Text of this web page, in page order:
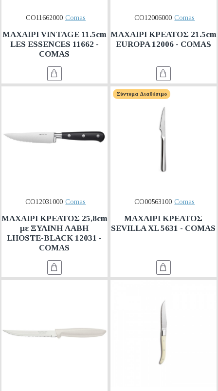
CO11662000 Comas
ΜΑΧΑΙΡΙ VINTAGE 11.5cm
LES ESSENCES 11662 -
COMAS
CO12006000 Comas
ΜΑΧΑΙΡΙ ΚΡΕΑΤΟΣ 21.5cm
EUROPA 12006 - COMAS
CO12031000 Comas
ΜΑΧΑΙΡΙ ΚΡΕΑΤΟΣ 25,8cm
με ΞΥΛΙΝΗ ΛΑΒΗ
LHOSTE-BLACK 12031 -
COMAS
Σύντομα Διαθέσιμο
CO00563100 Comas
ΜΑΧΑΙΡΙ ΚΡΕΑΤΟΣ
SEVILLA XL 5631 - COMAS